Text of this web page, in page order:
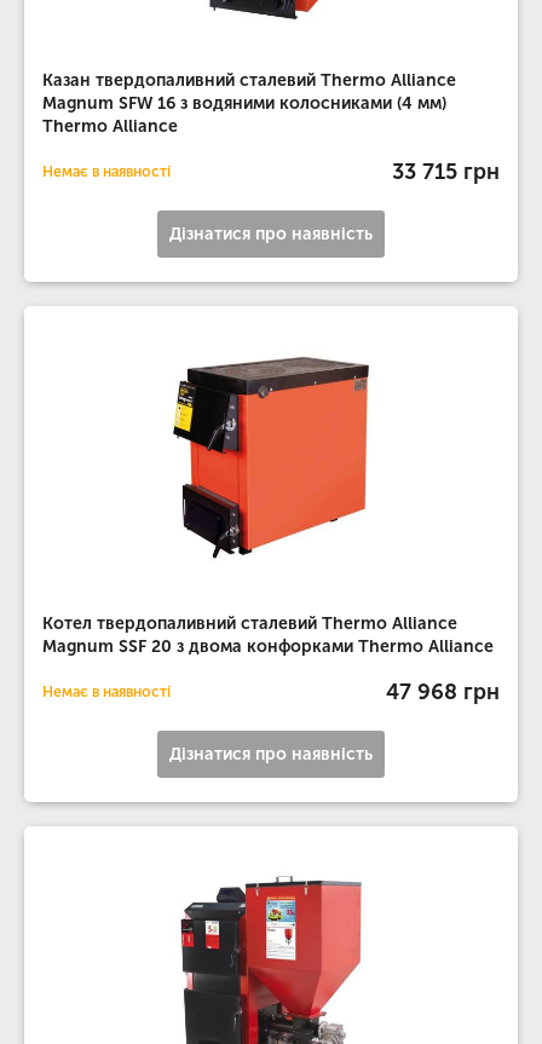
Казан твердопаливний сталевий Thermo Alliance
Magnum SFW 16 з водяними колосниками (4 мм)
Thermo Alliance
Немає в наявності 33 715 грн
Дізнатися про наявність
Котел твердопаливний сталевий Thermo Alliance
Magnum SSF 20 з двома конфорками Thermo Alliance
Немає в наявності 47 968 грн
Дізнатися про наявність